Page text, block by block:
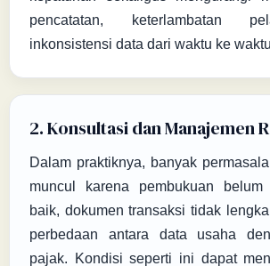
pencatatan, keterlambatan
inkonsistensi data dari waktu ke
2. Konsultasi dan Manajemen
Dalam praktiknya, banyak
muncul karena pembukuan belum
baik, dokumen transaksi tidak
perbedaan antara data usaha
pajak. Kondisi seperti ini dapat